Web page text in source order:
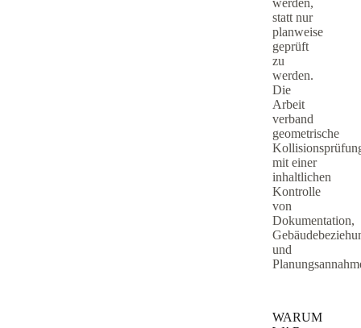
werden,
statt nur
planweise
geprüft
zu
werden.
Die
Arbeit
verband
geometrische
mit einer
inhaltlichen
Kontrolle
von
Dokumentation,
und
WARUM